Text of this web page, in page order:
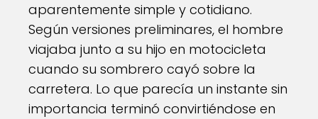
aparentemente simple y cotidiano.
Según versiones preliminares, el hombre
viajaba junto a su hijo en motocicleta
cuando su sombrero cayó sobre la
carretera. Lo que parecía un instante sin
importancia terminó convirtiéndose en